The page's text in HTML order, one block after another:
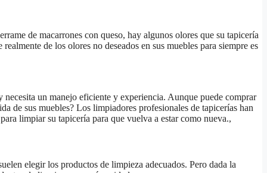
de macarrones con queso, hay algunos olores que su tapicería
de los olores no deseados en sus muebles para siempre es
un manejo eficiente y experiencia. Aunque puede comprar
de sus muebles? Los limpiadores profesionales de tapicerías han
limpiar su tapicería para que vuelva a estar como nueva.,
elegir los productos de limpieza adecuados. Pero dada la